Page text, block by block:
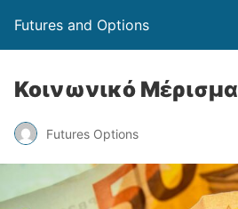
Futures and Options
Κοινωνικό Μέρισμα
Futures Options